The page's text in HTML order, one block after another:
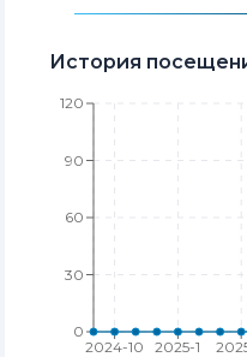
История
2024-10 2025-1
0
30
60
90
120